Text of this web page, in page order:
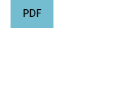
PDF